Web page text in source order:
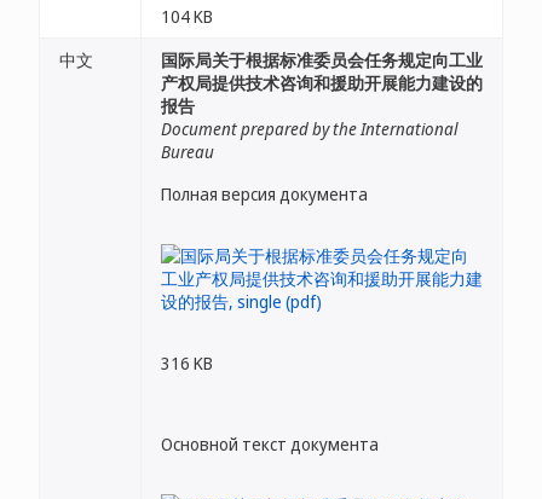
104 KB
中文
国际局关于根据标准委员会任务规定向工业
产权局提供技术咨询和援助开展能力建设的
报告
Document prepared by the International
Bureau
Полная версия документа
316 KB
Основной текст документа